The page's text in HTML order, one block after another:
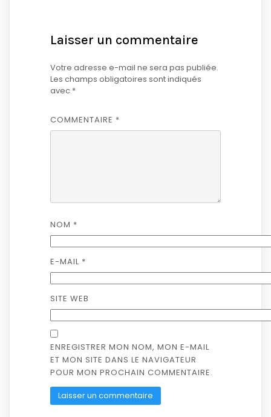
Laisser un commentaire
Votre adresse e-mail ne sera pas publiée.
Les champs obligatoires sont indiqués
avec *
COMMENTAIRE *
NOM *
E-MAIL *
SITE WEB
ENREGISTRER MON NOM, MON E-MAIL
ET MON SITE DANS LE NAVIGATEUR
POUR MON PROCHAIN COMMENTAIRE.